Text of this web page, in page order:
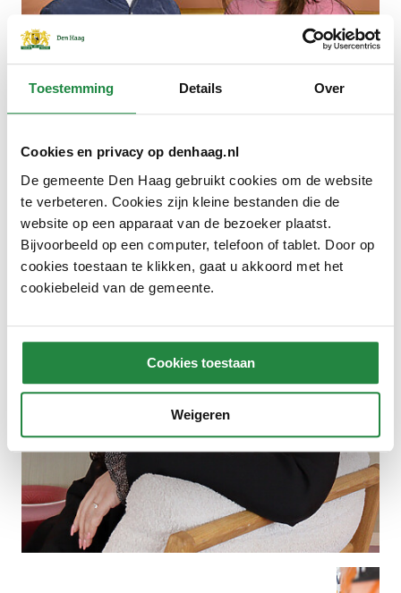
Toestemming Details Over
Cookies en privacy op denhaag.nl
De gemeente Den Haag gebruikt cookies om de website
te verbeteren. Cookies zijn kleine bestanden die de
website op een apparaat van de bezoeker plaatst.
Bijvoorbeeld op een computer, telefoon of tablet. Door op
cookies toestaan te klikken, gaat u akkoord met het
cookiebeleid van de gemeente.
Cookies toestaan
Weigeren
‘Een persoon is meer dan een CV'